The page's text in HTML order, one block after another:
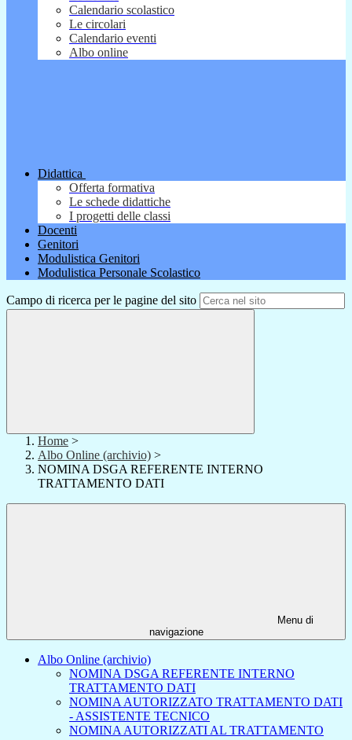
Calendario scolastico
Le circolari
Calendario eventi
Albo online
Didattica
Offerta formativa
Le schede didattiche
I progetti delle classi
Docenti
Genitori
Modulistica Genitori
Modulistica Personale Scolastico
Campo di ricerca per le pagine del sito
Home >
Albo Online (archivio) >
NOMINA DSGA REFERENTE INTERNO
TRATTAMENTO DATI
Menu di
navigazione
Albo Online (archivio)
NOMINA DSGA REFERENTE INTERNO
TRATTAMENTO DATI
NOMINA AUTORIZZATO TRATTAMENTO DATI
- ASSISTENTE TECNICO
NOMINA AUTORIZZATI AL TRATTAMENTO